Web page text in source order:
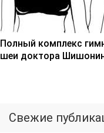
Полный комплекс
шеи доктора
Свежие